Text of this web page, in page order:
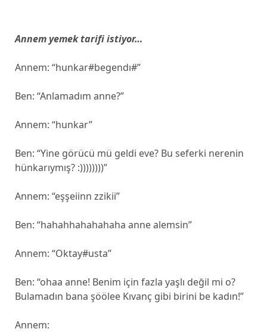
Annem yemek tarifi istiyor…
Annem: “hunkar#begendı#”
Ben: “Anlamadım anne?”
Annem: “hunkar”
Ben: “Yine görücü mü geldi eve? Bu seferki nerenin
hünkarıymış? :))))))))”
Annem: “eşşeiinn zzikii”
Ben: “hahahhahahahaha anne alemsin”
Annem: “Oktay#usta”
Ben: “ohaa anne! Benim için fazla yaşlı değil mi o?
Bulamadın bana şöölee Kıvanç gibi birini be kadın!”
Annem: